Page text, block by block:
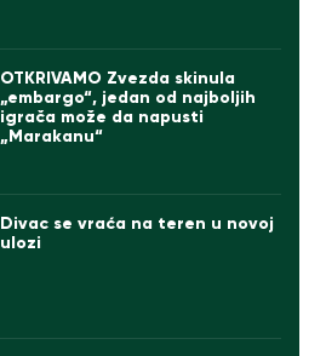
OTKRIVAMO Zvezda skinula
„embargo“, jedan od najboljih
igrača može da napusti
„Marakanu“
Divac se vraća na teren u novoj
ulozi